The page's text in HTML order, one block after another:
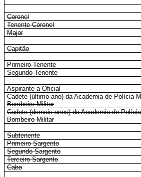
Coronel
Tenente-Coronel
Major
Capitão
Primeiro-Tenente
Segundo-Tenente
Aspirante a Oficial
Cadete (último ano) da Academia de Polícia
Bombeiro Militar
Cadete (demais anos) da Academia de
Bombeiro Militar
Subtenente
Primeiro-Sargento
Segundo-Sargento
Terceiro-Sargento
Cabo